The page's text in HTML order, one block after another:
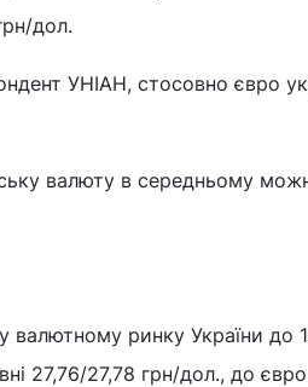
дол.
УНІАН, стосовно євро
валюту в середньому
валютному ринку України до
27,76/27,78 грн/дол., до